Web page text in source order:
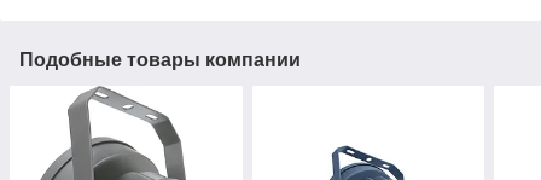
Подобные товары компании